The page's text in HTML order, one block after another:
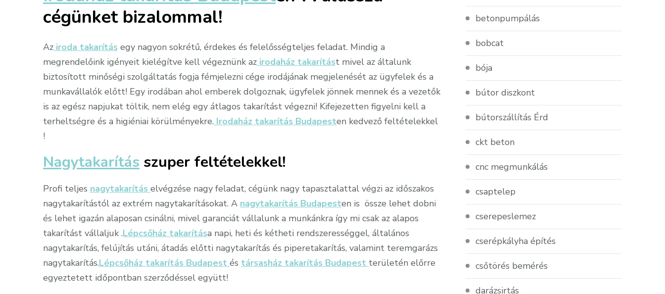
cégünket bizalommal!
Az iroda takarítás egy nagyon sokrétű, érdekes és felelősségteljes feladat. Mindig a
megrendelőink igényeit kielégítve kell végeznünk az irodaház takarítást mivel az általunk
biztosított minőségi szolgáltatás fogja fémjelezni cége irodájának megjelenését az ügyfelek és a
munkavállalók előtt! Egy irodában ahol emberek dolgoznak, ügyfelek jönnek mennek és a vezetők
is az egész napjukat töltik, nem elég egy átlagos takarítást végezni! Kifejezetten figyelni kell a
terheltségre és a higiéniai körülményekre. Irodaház takarítás Budapesten kedvező feltételekkel
!
Nagytakarítás szuper feltételekkel!
Profi teljes nagytakarítás elvégzése nagy feladat, cégünk nagy tapasztalattal végzi az időszakos
nagytakarítástól az extrém nagytakarításokat. A nagytakarítás Budapesten is össze lehet dobni
és lehet igazán alaposan csinálni, mivel garanciát vállalunk a munkánkra így mi csak az alapos
takarítást vállaljuk .Lépcsőház takarítása napi, heti és kétheti rendszerességgel, általános
nagytakarítás, felújítás utáni, átadás előtti nagytakarítás és piperetakarítás, valamint teremgarázs
nagytakarítás.Lépcsőház takarítás Budapest és társasház takarítás Budapest területén előrre
egyeztetett időpontban szerződéssel együtt!
betonpumpálás
bobcat
bója
bútor diszkont
bútorszállítás Érd
ckt beton
cnc megmunkálás
csaptelep
cserepeslemez
cserépkályha építés
csőtörés bemérés
darázsirtás